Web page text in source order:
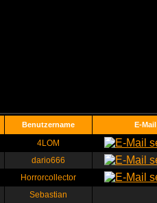
Benutzername E-Mail
4LOM
dario666
Horrorcollector
Sebastian